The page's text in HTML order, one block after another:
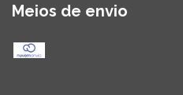
Meios de envio